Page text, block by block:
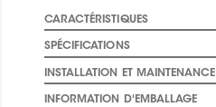
CARACTÉRISTIQUES
SPÉCIFICATIONS
INSTALLATION ET MAINTENANCE
INFORMATION D'EMBALLAGE